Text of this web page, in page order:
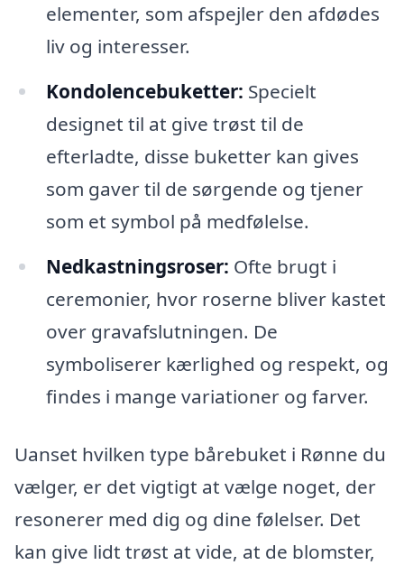
elementer, som afspejler den afdødes
liv og interesser.
Kondolencebuketter: Specielt
designet til at give trøst til de
efterladte, disse buketter kan gives
som gaver til de sørgende og tjener
som et symbol på medfølelse.
Nedkastningsroser: Ofte brugt i
ceremonier, hvor roserne bliver kastet
over gravafslutningen. De
symboliserer kærlighed og respekt, og
findes i mange variationer og farver.
Uanset hvilken type bårebuket i Rønne du
vælger, er det vigtigt at vælge noget, der
resonerer med dig og dine følelser. Det
kan give lidt trøst at vide, at de blomster,